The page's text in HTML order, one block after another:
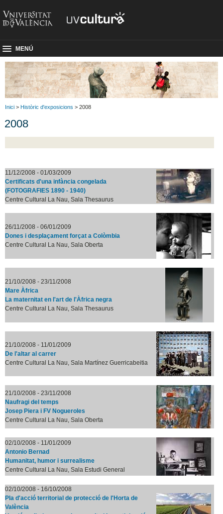
MENÚ
Inici > Històric d'exposicions > 2008
2008
11/12/2008 - 01/03/2009
Certificats d'una infància congelada
(FOTOGRAFIES 1890 - 1940)
Centre Cultural La Nau, Sala Thesaurus
26/11/2008 - 06/01/2009
Dones i desplaçament forçat a Colòmbia
Centre Cultural La Nau, Sala Oberta
21/10/2008 - 23/11/2008
Mare Àfrica
La maternitat en l'art de l'Àfrica negra
Centre Cultural La Nau, Sala Thesaurus
21/10/2008 - 11/01/2009
De l'altar al carrer
Centre Cultural La Nau, Sala Martínez Guerricabeitia
21/10/2008 - 23/11/2008
Naufragi del temps
Josep Piera i FV Nogueroles
Centre Cultural La Nau, Sala Oberta
02/10/2008 - 11/01/2009
Antonio Bernad
Humanitat, humor i surrealisme
Centre Cultural La Nau, Sala Estudi General
02/10/2008 - 16/10/2008
Pla d'acció territorial de protecció de l'Horta de
València